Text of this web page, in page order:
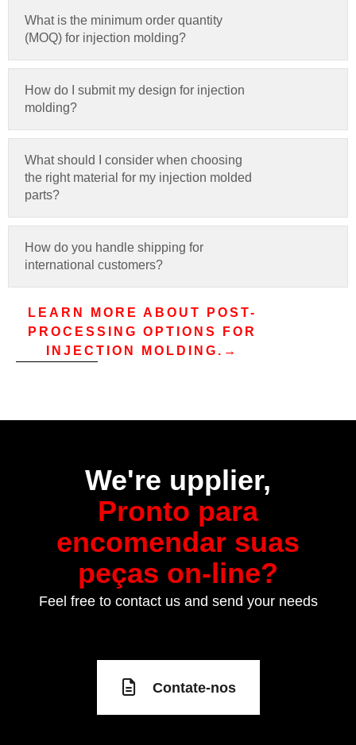
What is the minimum order quantity
(MOQ) for injection molding?
How do I submit my design for injection
molding?
What should I consider when choosing
the right material for my injection molded
parts?
How do you handle shipping for
international customers?
LEARN MORE ABOUT POST-
PROCESSING OPTIONS FOR
INJECTION MOLDING.→
We're upplier,
Pronto para
encomendar suas
peças on-line?
Feel free to contact us and send your needs
Contate-nos